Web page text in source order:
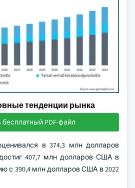
тенденции рынка
бесплатный PDF-файл
в 374,3 млн долларов
407,7 млн долларов США в
с 390,4 млн долларов США в 2022